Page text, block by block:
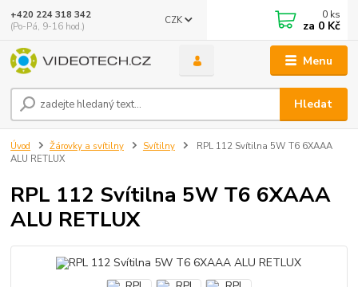
Menu
CZK
Hledat
+420 224 318 342
(Po-Pá, 9-16 hod.)
0 ks
za 0 Kč
Úvod Žárovky a svítilny Svítilny
RPL 112 Svítilna 5W T6 6XAAA
ALU RETLUX
RPL 112 Svítilna 5W T6 6XAAA
ALU RETLUX